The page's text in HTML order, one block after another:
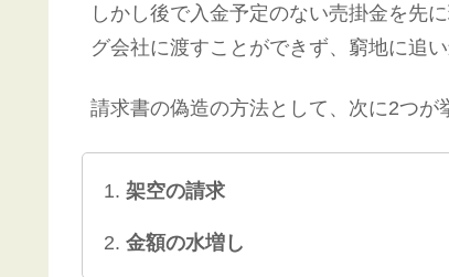
しかし後で入金予定のない売掛金を先
グ会社に渡すことができず、窮地に追
請求書の偽造の方法として、次に2つが
架空の請求
金額の水増し